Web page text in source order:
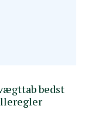
bedst